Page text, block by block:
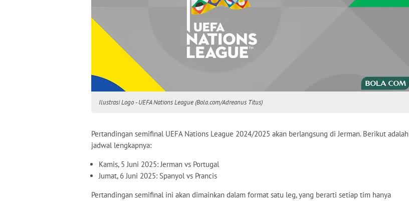
Ilustrasi Logo - UEFA Nations League (Bola.com/Adreanus Titus)
Pertandingan semifinal UEFA Nations League 2024/2025 akan berlangsung di Jerman. Berikut adalah
jadwal lengkapnya:
Kamis, 5 Juni 2025: Jerman vs Portugal
Jumat, 6 Juni 2025: Spanyol vs Prancis
Pertandingan semifinal ini akan dimainkan dalam format satu leg, yang berarti setiap tim hanya